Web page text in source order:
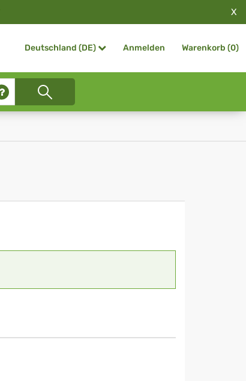
X
Deutschland (DE) Anmelden Warenkorb (0)